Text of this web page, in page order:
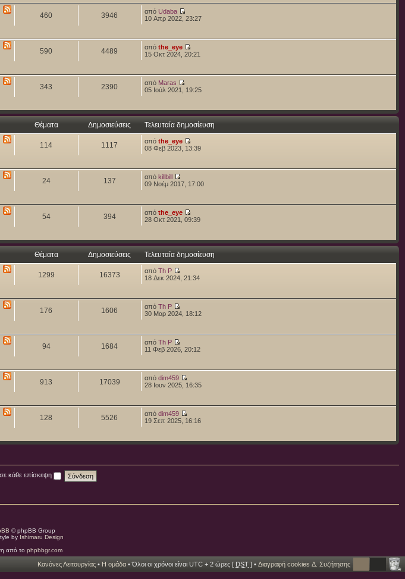
460 3946 από Udaba
10 Απρ 2022, 23:27
590 4489 από the_eye
15 Οκτ 2024, 20:21
343 2390 από Maras
05 Ιούλ 2021, 19:25
Θέματα Δημοσιεύσεις Τελευταία δημοσίευση
114 1117 από the_eye
08 Φεβ 2023, 13:39
24 137 από killbill
09 Νοέμ 2017, 17:00
54 394 από the_eye
28 Οκτ 2021, 09:39
Θέματα Δημοσιεύσεις Τελευταία δημοσίευση
1299 16373 από Th P
18 Δεκ 2024, 21:34
176 1606 από Th P
30 Μαρ 2024, 18:12
94 1684 από Th P
11 Φεβ 2026, 20:12
913 17039 από dim459
28 Ιουν 2025, 16:35
128 5526 από dim459
19 Σεπ 2025, 16:16
κάθε επίσκεψη
© phpBB Group
by Ishimaru Design
από το phpbbgr.com
Κανόνες Λειτουργίας • Η ομάδα • Όλοι οι χρόνοι είναι UTC + 2 ώρες [ DST ] • Διαγραφή cookies Δ. Συζήτησης